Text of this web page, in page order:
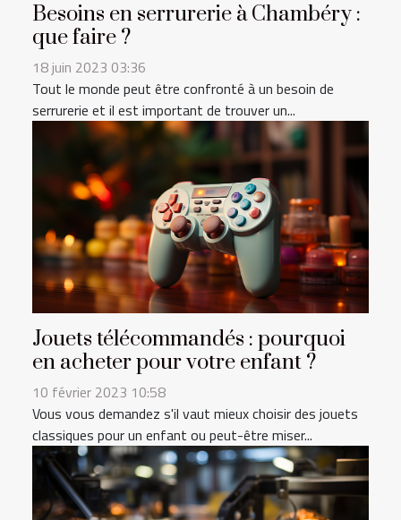
Besoins en serrurerie à Chambéry :
que faire ?
18 juin 2023 03:36
Tout le monde peut être confronté à un besoin de
serrurerie et il est important de trouver un...
Jouets télécommandés : pourquoi
en acheter pour votre enfant ?
10 février 2023 10:58
Vous vous demandez s'il vaut mieux choisir des jouets
classiques pour un enfant ou peut-être miser...